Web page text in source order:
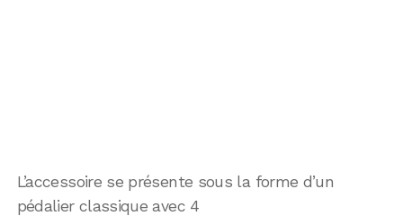
L’accessoire se présente sous la forme d’un
pédalier classique avec 4